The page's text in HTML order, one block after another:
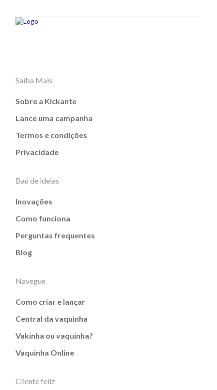
Saiba Mais
Sobre a Kickante
Lance uma campanha
Termos e condições
Privacidade
Baú de ideias
Inovações
Como funciona
Perguntas frequentes
Blog
Navegue
Como criar e lançar
Central da vaquinha
Vakinha ou vaquinha?
Vaquinha Online
Cliente feliz